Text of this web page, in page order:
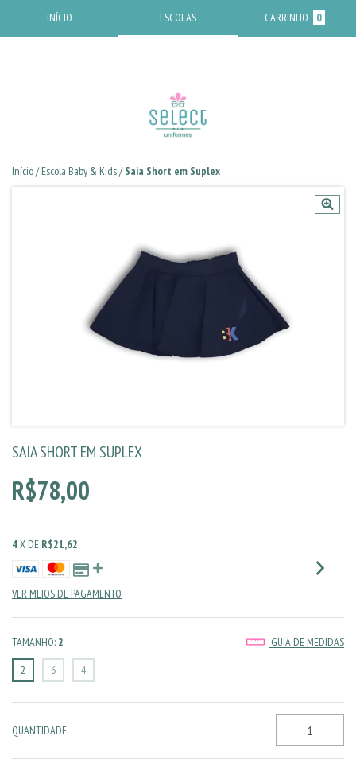
INÍCIO ESCOLAS CARRINHO 0
Início/ Escola Baby & Kids/ Saia Short em Suplex
SAIA SHORT EM SUPLEX
R$78,00
4X DE R$21,62
VER MEIOS DE PAGAMENTO
TAMANHO: 2
GUIA DE MEDIDAS
2
6 4
QUANTIDADE